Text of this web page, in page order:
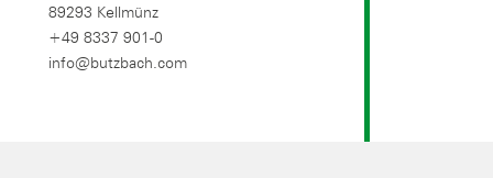
89293 Kellmünz
+49 8337 901-0
info@butzbach.com